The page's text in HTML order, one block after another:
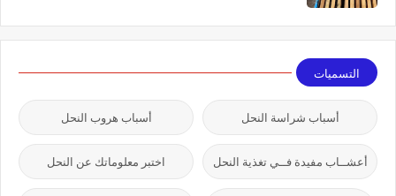
التسميات
أسباب شراسة النحل أسباب هروب النحل
أعشــاب مفيدة فــي تغذية النحل اختبر معلوماتك عن النحل